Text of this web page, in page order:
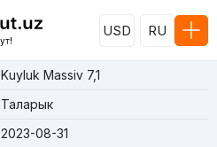
USD RU
Kuyluk Massiv 7,1
Таларык
2023-08-31